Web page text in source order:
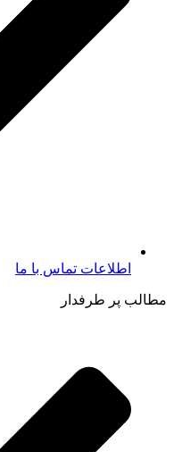
اطلاعات تماس با ما​
مطالب پر طرفدار